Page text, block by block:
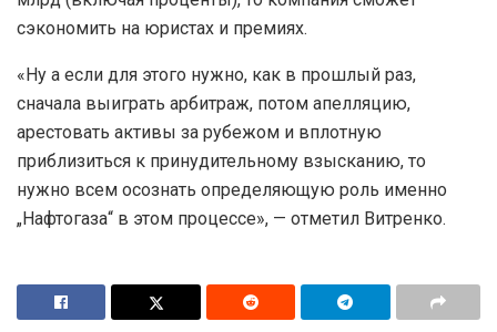
сэкономить на юристах и премиях.
«Ну а если для этого нужно, как в прошлый раз,
сначала выиграть арбитраж, потом апелляцию,
арестовать активы за рубежом и вплотную
приблизиться к принудительному взысканию, то
нужно всем осознать определяющую роль именно
„Нафтогаза“ в этом процессе», — отметил Витренко.